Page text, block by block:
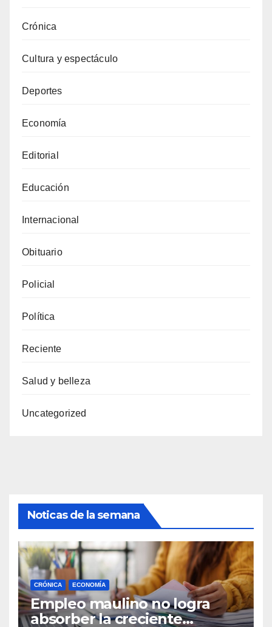
Crónica
Cultura y espectáculo
Deportes
Economía
Editorial
Educación
Internacional
Obituario
Policial
Política
Reciente
Salud y belleza
Uncategorized
Noticas de la semana
CRÓNICA ECONOMÍA
Empleo maulino no logra
absorber la creciente